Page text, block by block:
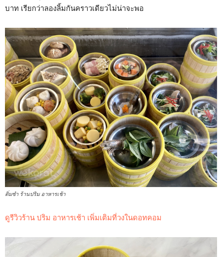
บาท เรียกว่าลองลิ้มกันคราวเดียวไม่น่าจะพอ
ติ่มซำ ร้านปริม อาหารเช้า
ดูรีวิวร้าน ปริม อาหารเช้า เพิ่มเติมที่วงในดอทคอม